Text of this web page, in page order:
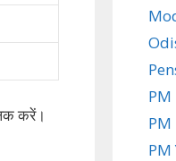
करें।
PM
PM